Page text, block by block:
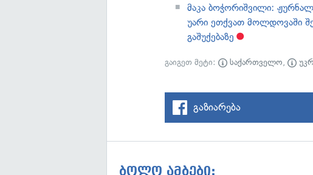
მაკა ბოჭორიშვილი:
უარი ეთქვათ მოლდოვაში
გაშუქებაზე
გაიგეთ მეტი: საქართველო,
გაზიარება
ბოლო ამბები: